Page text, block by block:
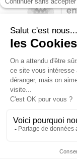
Qualité des
4.7/5 étoiles sur107
Référenceur
Référenceur